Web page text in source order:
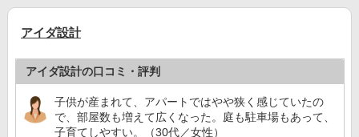
アイダ設計
アイダ設計の口コミ・評判
子供が産まれて、アパートではやや狭く感じていたの
で、部屋数も増えて広くなった。庭も駐車場もあって、
子育てしやすい。（30代／女性）